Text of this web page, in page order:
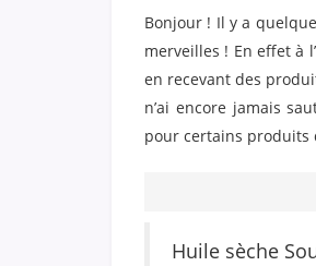
Bonjour ! Il y a
merveilles ! En effet à
en recevant des
n’ai encore jamais
pour certains produits
Huile sèche